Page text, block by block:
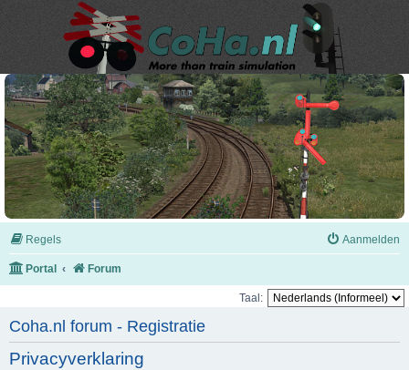
Regels Aanmelden
Portal Forum
Taal:
Coha.nl forum - Registratie
Privacyverklaring